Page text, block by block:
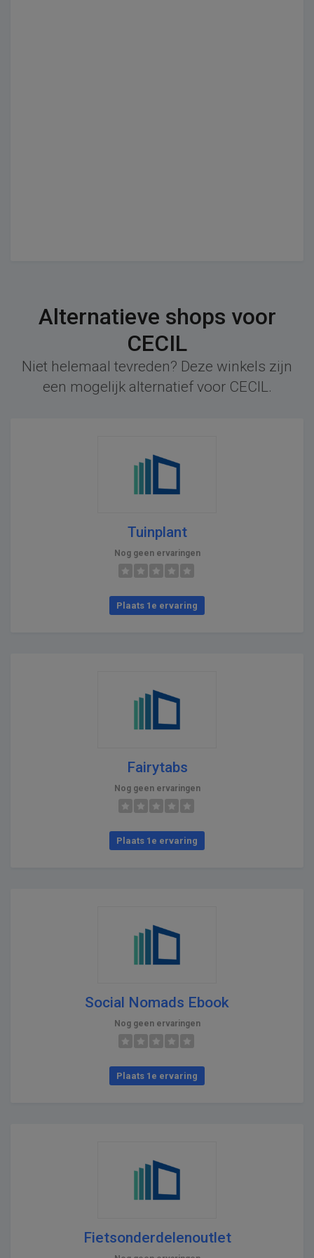
Alternatieve shops voor
CECIL
Niet helemaal tevreden? Deze winkels zijn
een mogelijk alternatief voor CECIL.
Tuinplant
Nog geen ervaringen
Plaats 1e ervaring
Fairytabs
Nog geen ervaringen
Plaats 1e ervaring
Social Nomads Ebook
Nog geen ervaringen
Plaats 1e ervaring
Fietsonderdelenoutlet